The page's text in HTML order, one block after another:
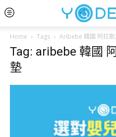
Home Tags Aribebe 韓國 阿拉
Tag: aribebe 韓國
墊